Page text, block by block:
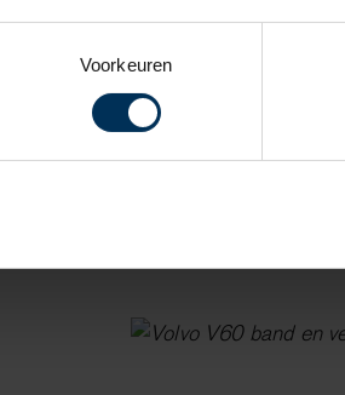
Voorkeuren
complete zomerwielenset. Zo kunt u
geven. Natuurlijk zonder in te
uw model op onze accessoires-